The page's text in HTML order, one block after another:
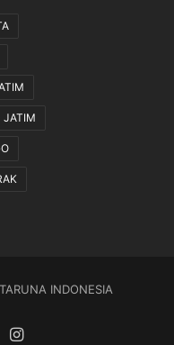
JATIM
INDONESIA
Instagram